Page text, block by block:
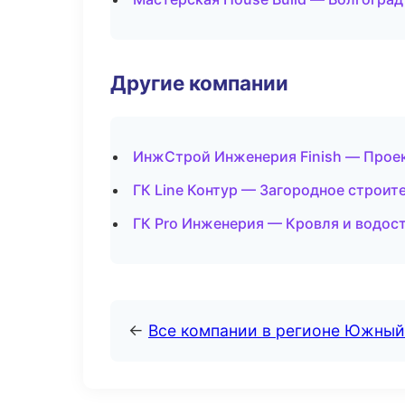
Другие компании
ИнжСтрой Инженерия Finish —
ГК Line Контур — Загородное
ГК Pro Инженерия — Кровля и
← Все компании в регионе